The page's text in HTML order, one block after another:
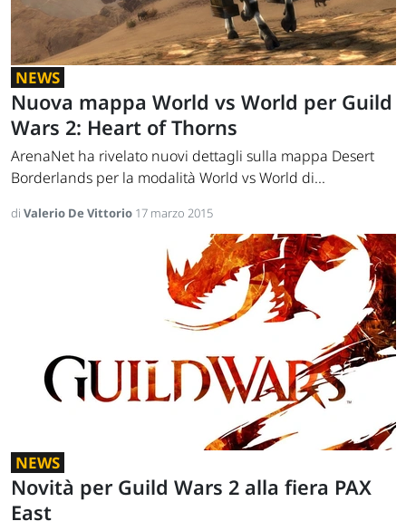
NEWS
Nuova mappa World vs World per Guild
Wars 2: Heart of Thorns
ArenaNet ha rivelato nuovi dettagli sulla mappa Desert
Borderlands per la modalità World vs World di...
di Valerio De Vittorio 17 marzo 2015
NEWS
Novità per Guild Wars 2 alla fiera PAX
East